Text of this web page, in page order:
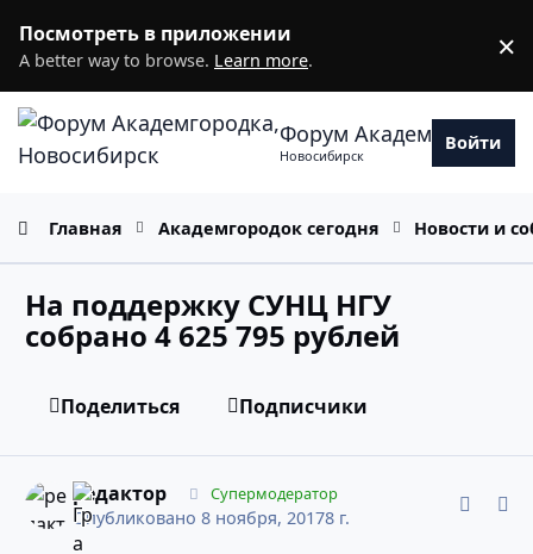
Посмотреть в приложении
A better way to browse. Learn more. ×
Форум Академгородка
Новосибирск
Войти
Главная Академгородок сегодня Новости и
На поддержку СУНЦ НГУ
собрано 4 625 795 рублей
Поделиться Подписчики
редактор Супермодератор
Опубликовано 8 ноября, 20178 г.